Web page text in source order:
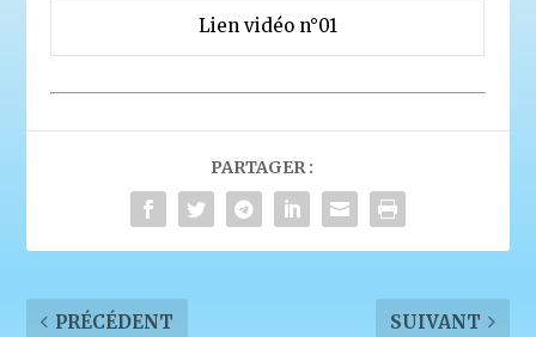
Lien vidéo n°01
PARTAGER :
PRÉCÉDENT SUIVANT